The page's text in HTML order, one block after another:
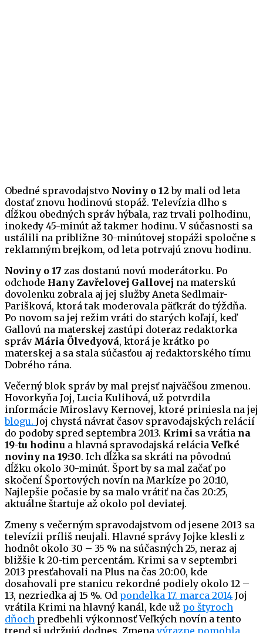
Obedné spravodajstvo Noviny o 12 by mali od leta
dostať znovu hodinovú stopáž. Televízia dlho s
dĺžkou obedných správ hýbala, raz trvali polhodinu,
inokedy 45-minút až takmer hodinu. V súčasnosti sa
ustálili na približne 30-minútovej stopáži spoločne s
reklamným brejkom, od leta potrvajú znovu hodinu.
Noviny o 17 zas dostanú novú moderátorku. Po
odchode Hany Zavřelovej Gallovej na materskú
dovolenku zobrala aj jej služby Aneta Sedlmair-
Parišková, ktorá tak moderovala päťkrát do týždňa.
Po novom sa jej režim vráti do starých koľají, keď
Gallovú na materskej zastúpi doteraz redaktorka
správ Mária Ölvedyová, ktorá je krátko po
materskej a sa stala súčasťou aj redaktorského tímu
Dobrého rána.
Večerný blok správ by mal prejsť najväčšou zmenou.
Hovorkyňa Joj, Lucia Kulihová, už potvrdila
informácie Miroslavy Kernovej, ktoré priniesla na jej
blogu. Joj chystá návrat časov spravodajských relácií
do podoby spred septembra 2013. Krimi sa vrátia na
19-tu hodinu a hlavná spravodajská relácia Veľké
noviny na 19:30. Ich dĺžka sa skráti na pôvodnú
dĺžku okolo 30-minút. Šport by sa mal začať po
skočení Športových novín na Markíze po 20:10,
Najlepšie počasie by sa malo vrátiť na čas 20:25,
aktuálne štartuje až okolo pol deviatej.
Zmeny s večerným spravodajstvom od jesene 2013 sa
televízii príliš neujali. Hlavné správy Jojke klesli z
hodnôt okolo 30 – 35 % na súčasných 25, neraz aj
bližšie k 20-tim percentám. Krimi sa v septembri
2013 presťahovali na Plus na čas 20:00, kde
dosahovali pre stanicu rekordné podiely okolo 12 –
13, nezriedka aj 15 %. Od pondelka 17. marca 2014 Joj
vrátila Krimi na hlavný kanál, kde už po štyroch
dňoch predbehli výkonnosť Veľkých novín a tento